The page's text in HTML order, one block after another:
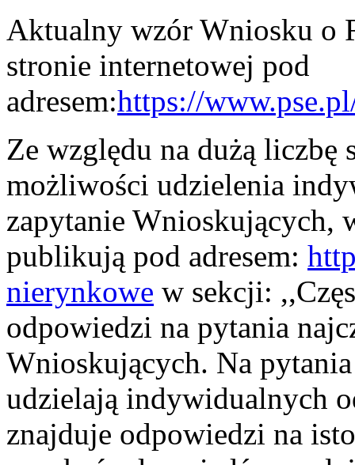
Aktualny wzór Wniosku o
stronie internetowej pod
adresem:https://
Ze względu na dużą liczbę
możliwości udzielenia
zapytanie Wnioskujących,
publikują pod adresem:
nierynkowe w sekcji:
odpowiedzi na pytania
Wnioskujących. Na
udzielają indywidualnych
znajduje odpowiedzi na